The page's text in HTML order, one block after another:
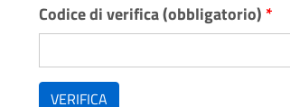
Codice di verifica (obbligatorio) *
VERIFICA